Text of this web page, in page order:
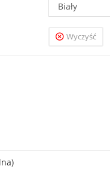
Biały
Wyczyść